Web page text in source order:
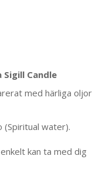
Candle
med härliga oljor
(Spiritual water).
kan ta med dig